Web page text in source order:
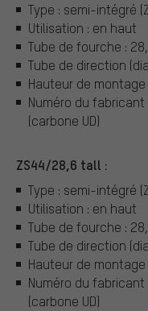
Type : semi-intégré
Utilisation : en haut
Tube de fourche :
Tube de direction
Hauteur de montage
Numéro du fabricant
(carbone UD)
ZS44/28,6 tall :
Type : semi-intégré
Utilisation : en haut
Tube de fourche :
Tube de direction
Hauteur de montage
Numéro du fabricant
(carbone UD)